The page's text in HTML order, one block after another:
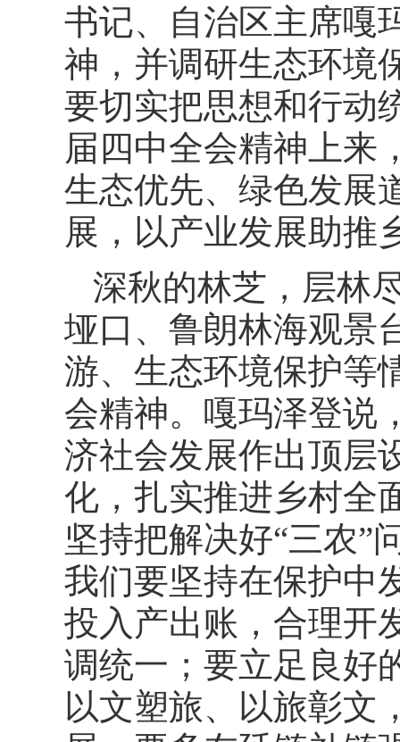
书记、自治区主席嘎
神，并调研生态环境
要切实把思想和行动
届四中全会精神上来
生态优先、绿色发展
展，以产业发展助推
深秋的林芝，层林
垭口、鲁朗林海观景
游、生态环境保护等
会精神。嘎玛泽登说
济社会发展作出顶层
化，扎实推进乡村全
坚持把解决好“三农”
我们要坚持在保护中
投入产出账，合理开
调统一；要立足良好
以文塑旅、以旅彰文